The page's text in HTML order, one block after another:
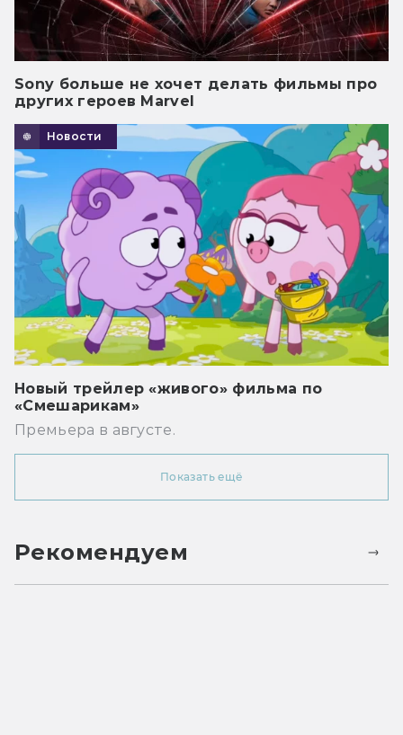
Sony больше не хочет делать фильмы про
других героев Marvel
Новости
Новый трейлер «живого» фильма по
«Смешарикам»
Премьера в августе.
Показать ещё
Рекомендуем